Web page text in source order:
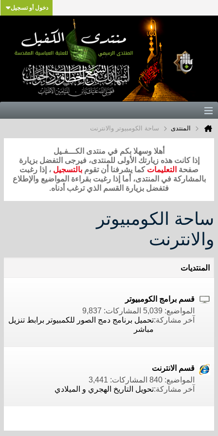
دخول أو تسجيل
المنتدى ساحة الكومبيوتر والانترنت
أهلا وسهلا بكم في منتدى الكـــفـيل
إذا كانت هذه زيارتك الأولى للمنتدى، فيرجى التفضل بزيارة
صفحة التعليمات كما يشرفنا أن تقوم بالتسجيل ، إذا رغبت
بالمشاركة في المنتدى، أما إذا رغبت بقراءة المواضيع والإطلاع
فتفضل بزيارة القسم الذي ترغب أدناه.
ساحة الكومبيوتر
والانترنت
المنتديات
قسم برامج الكومبيوتر
المواضيع: 5,039 المشاركات: 9,837
آخر مشاركة:تحميل برنامج دمج الصور للكمبيوتر برابط تنزيل
مباشر
قسم الانترنت
المواضيع: 840 المشاركات: 3,441
آخر مشاركة:تحويل التاريخ الهجري و الميلادي